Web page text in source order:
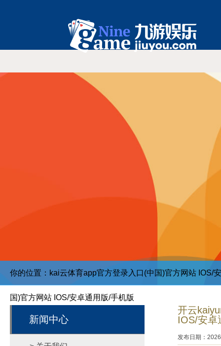
你的位置： kai云体育app官方登录入口(中国)官方网站 IOS/
国)官方网站 IOS/安卓通用版/手机版
新闻中心
开云
IOS/安卓
发布日期：